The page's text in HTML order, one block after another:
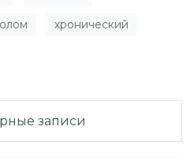
хронический
записи